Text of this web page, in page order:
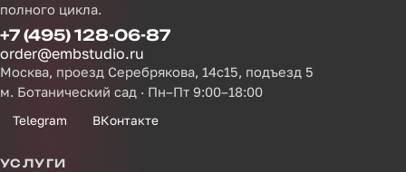
полного цикла.
+7 (495) 128-06-87
order@embstudio.ru
Москва, проезд Серебрякова, 14с15, подъезд 5
м. Ботанический сад · Пн–Пт 9:00–18:00
Telegram ВКонтакте
УСЛУГИ